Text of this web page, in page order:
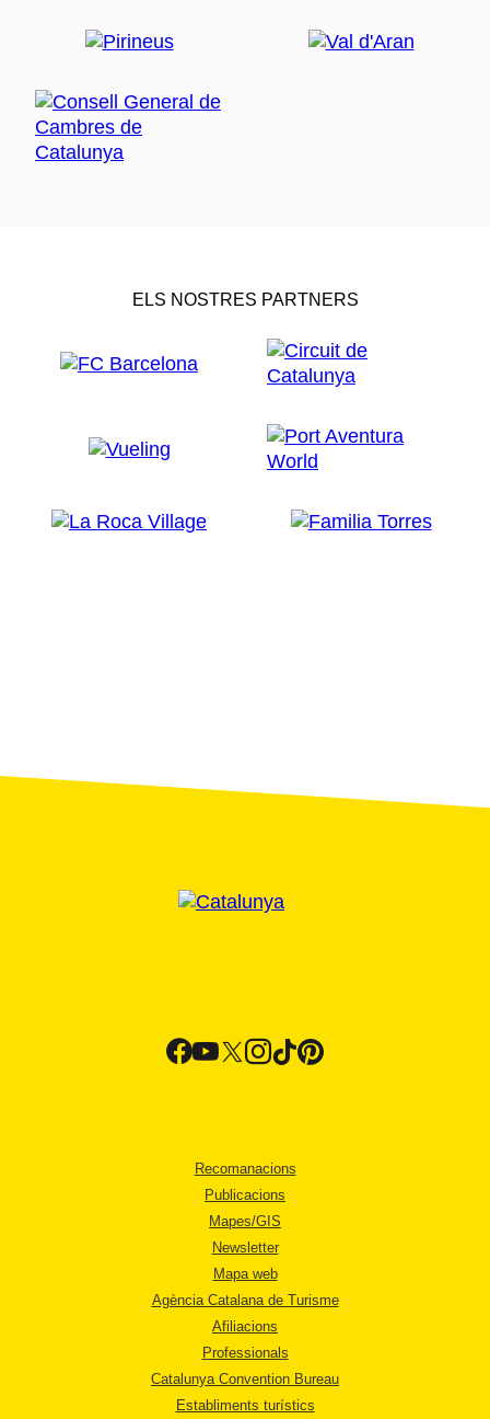
ELS NOSTRES PARTNERS
Recomanacions
Publicacions
Mapes/GIS
Newsletter
Mapa web
Agència Catalana de Turisme
Afiliacions
Professionals
Catalunya Convention Bureau
Establiments turístics